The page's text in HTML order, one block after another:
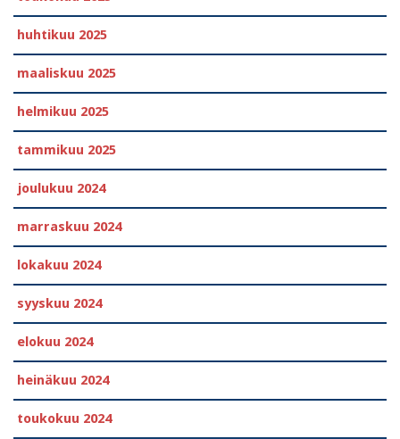
huhtikuu 2025
maaliskuu 2025
helmikuu 2025
tammikuu 2025
joulukuu 2024
marraskuu 2024
lokakuu 2024
syyskuu 2024
elokuu 2024
heinäkuu 2024
toukokuu 2024